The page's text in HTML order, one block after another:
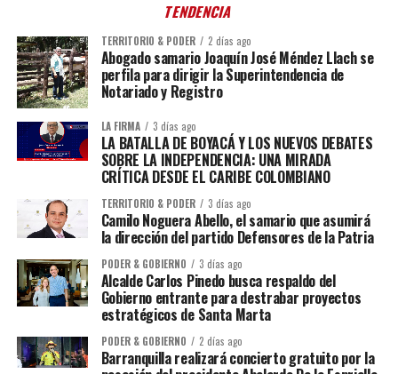
TENDENCIA
TERRITORIO & PODER 2 días ago
Abogado samario Joaquín José Méndez Llach se
perfila para dirigir la Superintendencia de
Notariado y Registro
LA FIRMA 3 días ago
LA BATALLA DE BOYACÁ Y LOS NUEVOS DEBATES
SOBRE LA INDEPENDENCIA: UNA MIRADA
CRÍTICA DESDE EL CARIBE COLOMBIANO
TERRITORIO & PODER 3 días ago
Camilo Noguera Abello, el samario que asumirá
la dirección del partido Defensores de la Patria
PODER & GOBIERNO 3 días ago
Alcalde Carlos Pinedo busca respaldo del
Gobierno entrante para destrabar proyectos
estratégicos de Santa Marta
PODER & GOBIERNO 2 días ago
Barranquilla realizará concierto gratuito por la